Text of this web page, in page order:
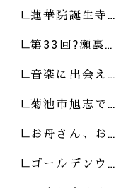
蓮華院誕生寺…
第33回?瀬裏…
音楽に出会え…
菊池市旭志で…
お母さん、お…
ゴールデンウ…